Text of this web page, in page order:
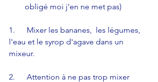
obligé moi j'en ne met pas)
1.      Mixer les bananes,  les légumes,
l'eau et le syrop d'agave dans un
mixeur.
2.      Attention à ne pas trop mixer